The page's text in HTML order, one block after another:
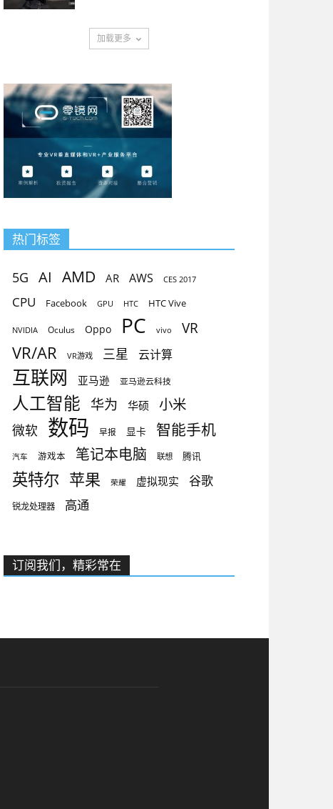
加载更多
热门标签
5G AI AMD AR AWS CES 2017
CPU Facebook GPU HTC HTC Vive
NVIDIA Oculus Oppo PC vivo VR
VR/AR VR游戏 三星 云计算
互联网 亚马逊 亚马逊云科技
人工智能 华为 华硕 小米
微软 数码 早报 显卡 智能手机
汽车 游戏本 笔记本电脑 联想 腾讯
英特尔 苹果 荣耀 虚拟现实 谷歌
锐龙处理器 高通
订阅我们，精彩常在